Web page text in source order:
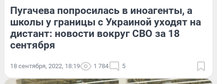
Пугачева попросилась в иноагенты, а
школы у границы с Украиной уходят на
дистант: новости вокруг СВО за 18
сентября
18 сентября, 2022, 18:19 1 784 5